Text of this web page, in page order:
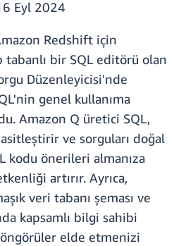
Eyl 2024
Redshift için
tabanlı bir SQL editörü olan
Düzenleyicisi'nde
genel kullanıma
Amazon Q üretici SQL,
ve sorguları doğal
kodu önerileri almanıza
artırır. Ayrıca,
veri tabanı şeması ve
kapsamlı bilgi sahibi
öngörüler elde etmenizi